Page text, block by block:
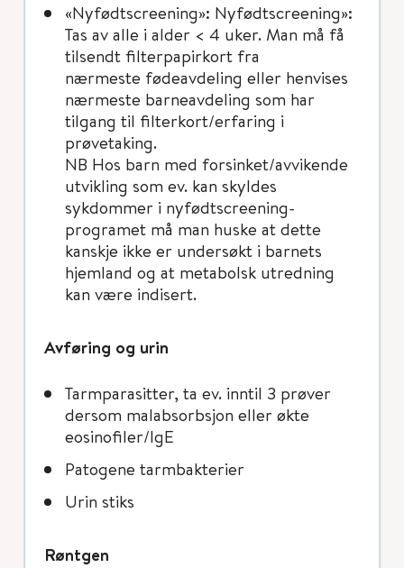
«Nyfødtscreening»: Nyfødtscreening»:
Tas av alle i alder < 4 uker. Man må få
tilsendt filterpapirkort fra
nærmeste fødeavdeling eller henvises
nærmeste barneavdeling som har
tilgang til filterkort/erfaring i
prøvetaking.
NB Hos barn med forsinket/avvikende
utvikling som ev. kan skyldes
sykdommer i nyfødtscreening-
programet må man huske at dette
kanskje ikke er undersøkt i barnets
hjemland og at metabolsk utredning
kan være indisert.
Avføring og urin
Tarmparasitter, ta ev. inntil 3 prøver
dersom malabsorbsjon eller økte
eosinofiler/IgE
Patogene tarmbakterier
Urin stiks
Røntgen